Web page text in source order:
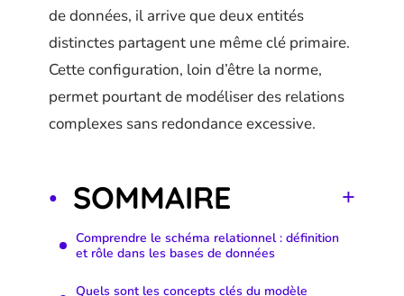
de données, il arrive que deux entités
distinctes partagent une même clé primaire.
Cette configuration, loin d’être la norme,
permet pourtant de modéliser des relations
complexes sans redondance excessive.
SOMMAIRE
Comprendre le schéma relationnel : définition
et rôle dans les bases de données
Quels sont les concepts clés du modèle